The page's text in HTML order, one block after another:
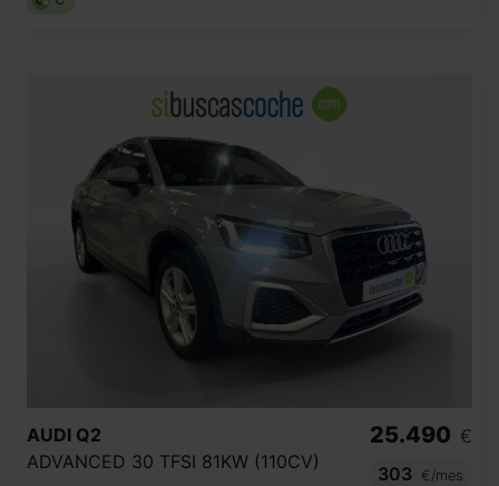
AUDI Q2
ADVANCED 30 TFSI 81KW (110CV)
25.490 €
303
€/mes